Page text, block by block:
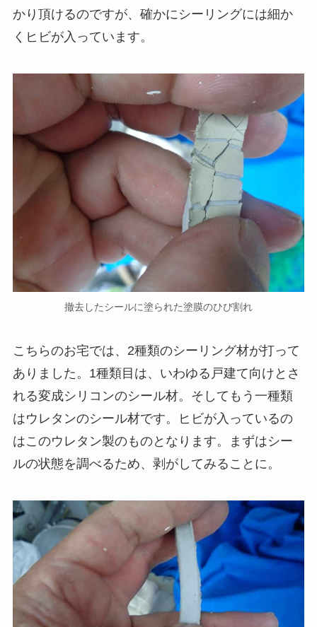
かり頂けるのですが、確かにシーリングには細か
くヒビが入っています。
撤去したシールに塗られた塗膜のひび割れ
こちらのお宅では、2種類のシーリング材が打って
ありました。1種類目は、いわゆる戸建て向けとさ
れる変成シリコンのシール材。そしてもう一種類
はウレタンのシール材です。ヒビが入っているの
はこのウレタン製のものとなります。まずはシー
ルの状態を調べるため、剥がしてみることに。